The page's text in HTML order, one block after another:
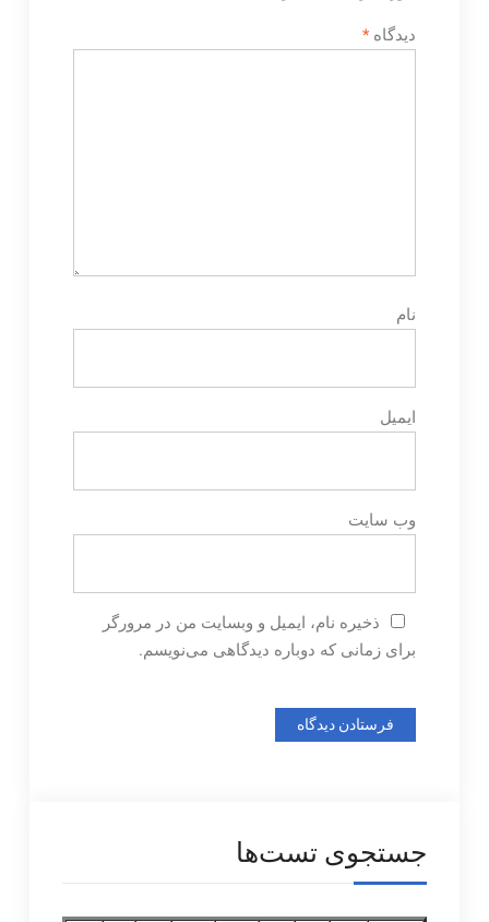
دیدگاه *
نام
ایمیل
وب‌ سایت
ذخیره نام، ایمیل و وبسایت من در مرورگر
برای زمانی که دوباره دیدگاهی می‌نویسم.
جستجوی تست‌ها